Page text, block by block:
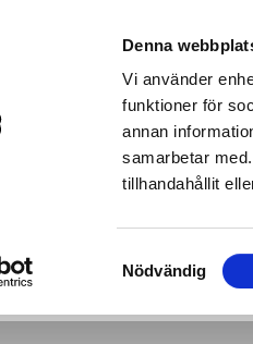
Denna
Vi använder
funktioner för
annan
samarbetar
tillhandahållit
Nödvändig
& Jordvärme
CURRENT:
NY SNABBGUIDE:
Hur du
som beskriver hur du enkelt